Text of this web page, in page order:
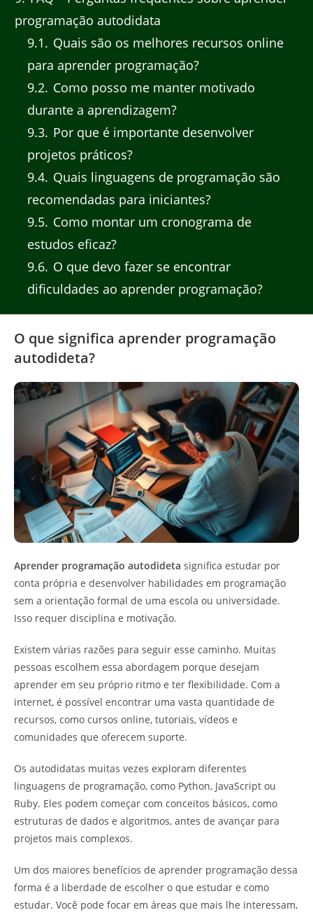
programação autodidata
9.1
Quais são os melhores recursos online
para aprender programação?
9.2 Como posso me manter motivado
durante a aprendizagem?
9.3 Por que é importante desenvolver
projetos práticos?
9.4 Quais linguagens de programação são
recomendadas para iniciantes?
9.5 Como montar um cronograma de
estudos eficaz?
9.6 O que devo fazer se encontrar
dificuldades ao aprender programação?
O que significa aprender programação
autodideta?
Aprender programação autodideta significa estudar por
conta própria e desenvolver habilidades em programação
sem a orientação formal de uma escola ou universidade.
Isso requer disciplina e motivação.
Existem várias razões para seguir esse caminho. Muitas
pessoas escolhem essa abordagem porque desejam
aprender em seu próprio ritmo e ter flexibilidade. Com a
internet, é possível encontrar uma vasta quantidade de
recursos, como cursos online, tutoriais, vídeos e
comunidades que oferecem suporte.
Os autodidatas muitas vezes exploram diferentes
linguagens de programação, como Python, JavaScript ou
Ruby. Eles podem começar com conceitos básicos, como
estruturas de dados e algoritmos, antes de avançar para
projetos mais complexos.
Um dos maiores benefícios de aprender programação dessa
forma é a liberdade de escolher o que estudar e como
estudar. Você pode focar em áreas que mais lhe interessam,